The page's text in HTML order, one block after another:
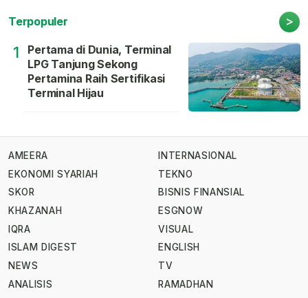
Terpopuler >
1
Pertama di Dunia, Terminal
LPG Tanjung Sekong
Pertamina Raih Sertifikasi
Terminal Hijau
AMEERA
EKONOMI SYARIAH
SKOR
KHAZANAH
IQRA
ISLAM DIGEST
NEWS
ANALISIS
INTERNASIONAL
TEKNO
BISNIS FINANSIAL
ESGNOW
VISUAL
ENGLISH
TV
RAMADHAN